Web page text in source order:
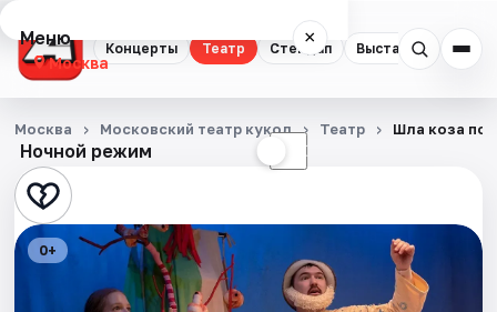
Концерты Театр Стендап Выставки
Меню ×
Москва
Концерты
Театр
Стендап
Ночной режим ☾
Москва Московский театр кукол Театр Шла коза по
0+